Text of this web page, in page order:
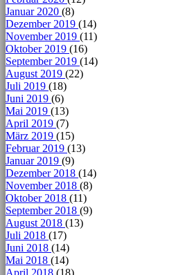
Januar 2020 (8)
Dezember 2019 (14)
November 2019 (11)
Oktober 2019 (16)
September 2019 (14)
August 2019 (22)
Juli 2019 (18)
Juni 2019 (6)
Mai 2019 (13)
April 2019 (7)
März 2019 (15)
Februar 2019 (13)
Januar 2019 (9)
Dezember 2018 (14)
November 2018 (8)
Oktober 2018 (11)
September 2018 (9)
August 2018 (13)
Juli 2018 (17)
Juni 2018 (14)
Mai 2018 (14)
April 2018 (18)